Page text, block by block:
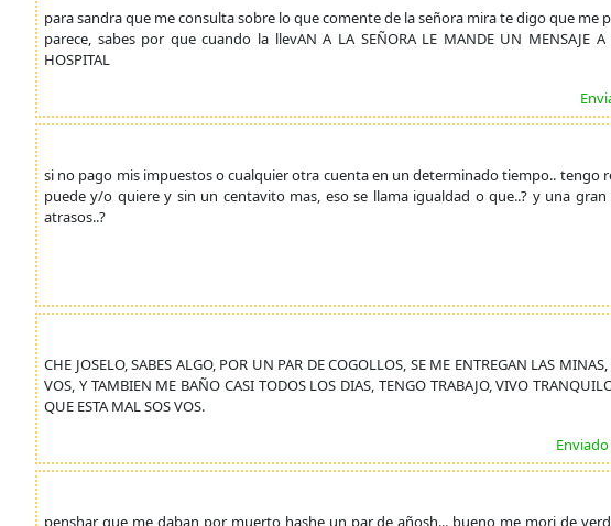
para sandra que me consulta sobre lo que comente de la señora mira te digo que
parece, sabes por que cuando la llevAN A LA SEÑORA LE MANDE UN MENSAJE A
HOSPITAL
si no pago mis impuestos o cualquier otra cuenta en un determinado tiempo.. tengo
puede y/o quiere y sin un centavito mas, eso se llama igualdad o que..? y una
atrasos..?
CHE JOSELO, SABES ALGO, POR UN PAR DE COGOLLOS, SE ME ENTREGAN LAS
VOS, Y TAMBIEN ME BAÑO CASI TODOS LOS DIAS, TENGO TRABAJO, VIVO
QUE ESTA MAL SOS VOS.
penshar que me daban por muerto hashe un par de añosh... bueno me mori de